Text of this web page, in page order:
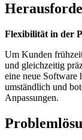
Flexibilität in der
Um Kunden
und gleichzeitig
eine neue Software
umständlich und
Anpassungen.